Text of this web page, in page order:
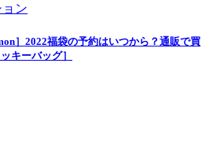
ン
］2022福袋の予約はいつから？通販で買
キーバッグ］